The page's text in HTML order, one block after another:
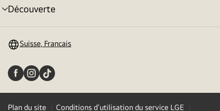
Découverte
menu
Suisse, Francais
Plan du site Conditions d’utilisation du service LGE